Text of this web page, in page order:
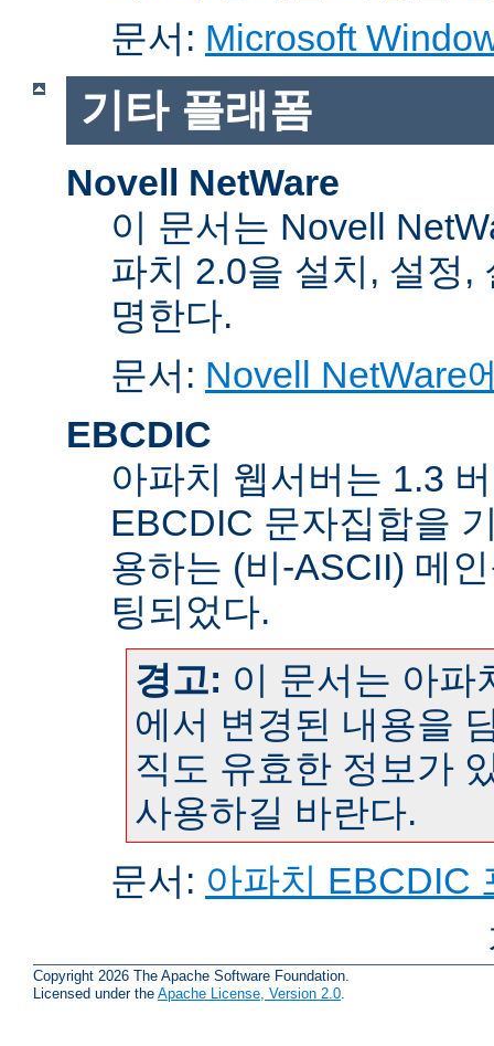
문서: Microsoft
기타 플래폼
Novell NetWare
이 문서는 Novell
파치 2.0을 설치, 설정,
명한다.
문서: Novell NetWare
EBCDIC
아파치 웹서버는 1.3
EBCDIC 문자집합을
용하는 (비-ASCII) 메
팅되었다.
경고: 이 문서는 아파
에서 변경된 내용을
직도 유효한 정보가
사용하길 바란다.
문서: 아파치 EBCDIC
Copyright 2026 The Apache Software Foundation.
Licensed under the Apache License, Version 2.0.